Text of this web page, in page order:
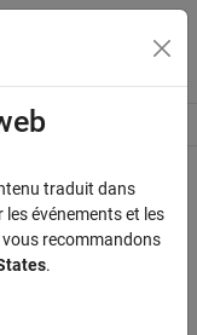
du menu
traduit dans
événements et les
recommandons
.